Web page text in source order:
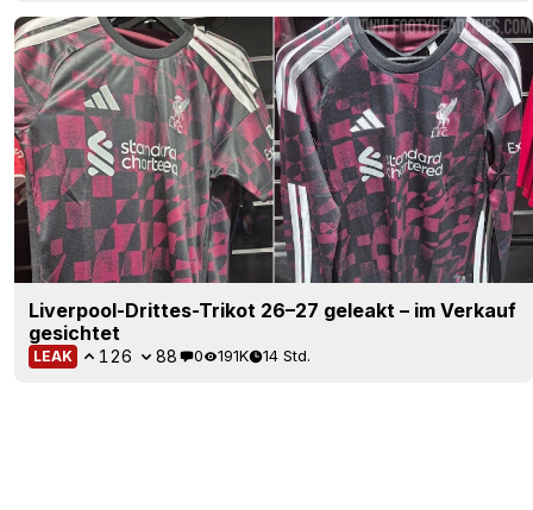
Liverpool-Drittes-Trikot 26–27 geleakt – im Verkauf
gesichtet
LEAK 126 88 0 191K 14 Std.